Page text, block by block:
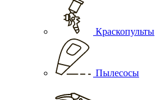
Краскопульты
Пылесосы